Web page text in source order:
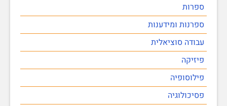
ספרות
ספרנות ומידענות
עבודה סוציאלית
פיזיקה
פילוסופיה
פסיכולוגיה